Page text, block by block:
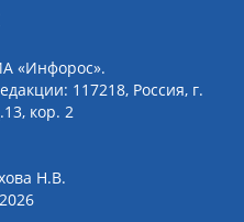
«Инфорос».
117218, Россия, г.
кор. 2
Н.В.
2026